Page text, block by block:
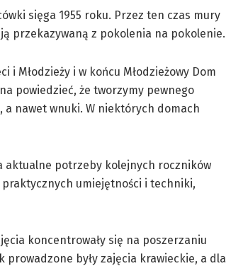
sięga 1955 roku. Przez ten czas mury
przekazywaną z pokolenia na pokolenie.
Młodzieży i w końcu Młodzieżowy Dom
powiedzieć, że tworzymy pewnego
nawet wnuki. W niektórych domach
aktualne potrzeby kolejnych roczników
praktycznych umiejętności i techniki,
koncentrowały się na poszerzaniu
prowadzone były zajęcia krawieckie, a dla